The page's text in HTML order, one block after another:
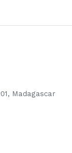
Madagascar